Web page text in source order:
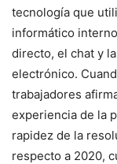
tecnología que
informático
directo, el chat y
electrónico.
trabajadores
experiencia de la
rapidez de la
respecto a 2020,